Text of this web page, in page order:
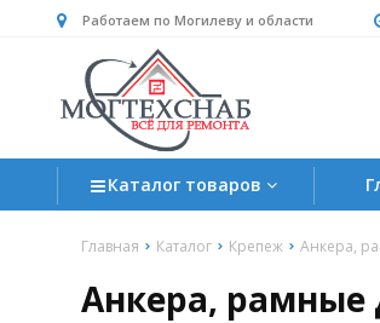
Работаем по Могилеву и области
Каталог товаров
Главная Каталог Крепеж Анкера,
Анкера, рамные